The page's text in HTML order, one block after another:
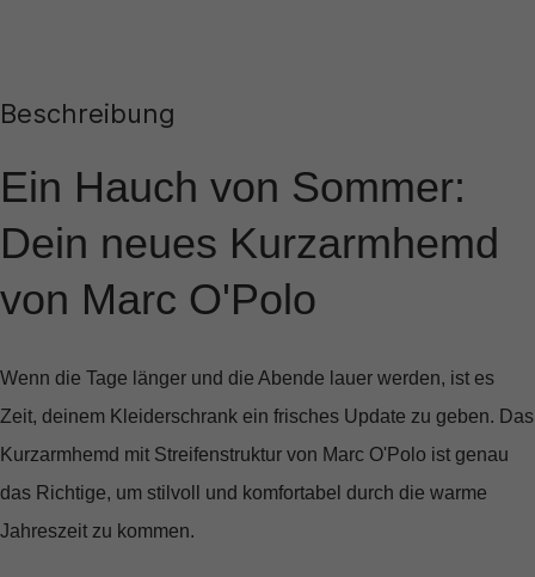
Beschreibung
Ein Hauch von Sommer:
Dein neues Kurzarmhemd
von Marc O'Polo
Wenn die Tage länger und die Abende lauer werden, ist es
Zeit, deinem Kleiderschrank ein frisches Update zu geben. Das
Kurzarmhemd mit Streifenstruktur von Marc O'Polo ist genau
das Richtige, um stilvoll und komfortabel durch die warme
Jahreszeit zu kommen.